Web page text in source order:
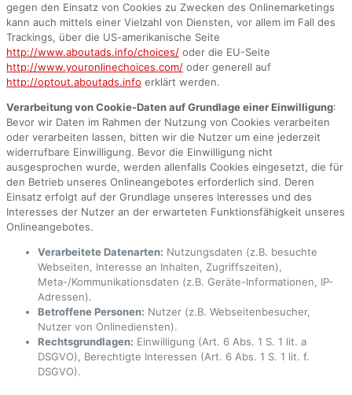
gegen den Einsatz von Cookies zu Zwecken des Onlinemarketings
kann auch mittels einer Vielzahl von Diensten, vor allem im Fall des
Trackings, über die US-amerikanische Seite
http://www.aboutads.info/choices/ oder die EU-Seite
http://www.youronlinechoices.com/ oder generell auf
http://optout.aboutads.info erklärt werden.
Verarbeitung von Cookie-Daten auf Grundlage einer Einwilligung:
Bevor wir Daten im Rahmen der Nutzung von Cookies verarbeiten
oder verarbeiten lassen, bitten wir die Nutzer um eine jederzeit
widerrufbare Einwilligung. Bevor die Einwilligung nicht
ausgesprochen wurde, werden allenfalls Cookies eingesetzt, die für
den Betrieb unseres Onlineangebotes erforderlich sind. Deren
Einsatz erfolgt auf der Grundlage unseres Interesses und des
Interesses der Nutzer an der erwarteten Funktionsfähigkeit unseres
Onlineangebotes.
Verarbeitete Datenarten: Nutzungsdaten (z.B. besuchte
Webseiten, Interesse an Inhalten, Zugriffszeiten),
Meta-/Kommunikationsdaten (z.B. Geräte-Informationen, IP-
Adressen).
Betroffene Personen: Nutzer (z.B. Webseitenbesucher,
Nutzer von Onlinediensten).
Rechtsgrundlagen: Einwilligung (Art. 6 Abs. 1 S. 1 lit. a
DSGVO), Berechtigte Interessen (Art. 6 Abs. 1 S. 1 lit. f.
DSGVO).